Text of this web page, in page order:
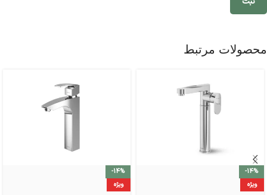
محصولات مرتبط
-14%
ویژه
-14%
ویژه